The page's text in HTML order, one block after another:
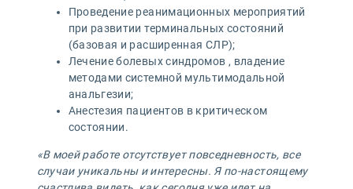
Проведение реанимационных мероприятий
при развитии терминальных состояний
(базовая и расширенная СЛР);
Лечение болевых синдромов , владение
методами системной мультимодальной
анальгезии;
Анестезия пациентов в критическом
состоянии.
«В моей работе отсутствует повседневность, все
случаи уникальны и интересны. Я по-настоящему